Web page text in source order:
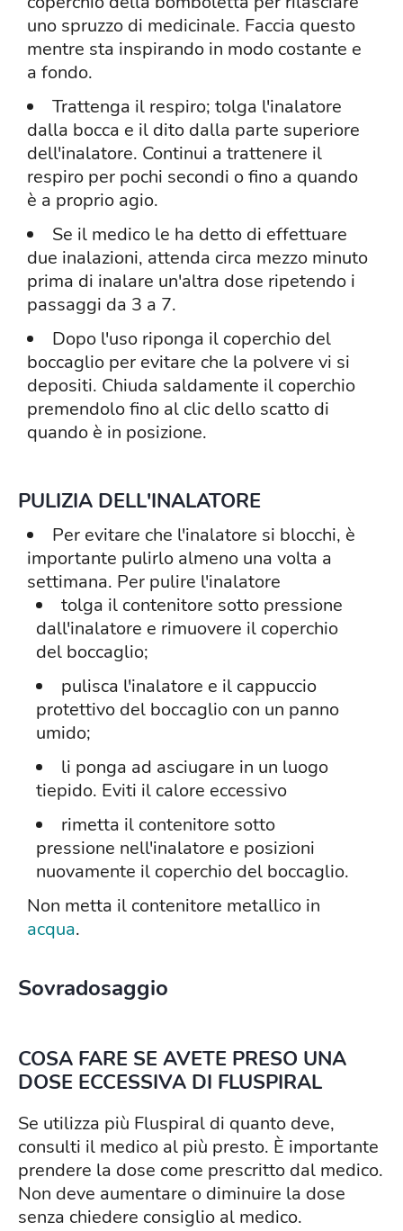
uno spruzzo di medicinale. Faccia questo
mentre sta inspirando in modo costante e
a fondo.
Trattenga il respiro; tolga l'inalatore
dalla bocca e il dito dalla parte superiore
dell'inalatore. Continui a trattenere il
respiro per pochi secondi o fino a quando
è a proprio agio.
Se il medico le ha detto di effettuare
due inalazioni, attenda circa mezzo minuto
prima di inalare un'altra dose ripetendo i
passaggi da 3 a 7.
Dopo l'uso riponga il coperchio del
boccaglio per evitare che la polvere vi si
depositi. Chiuda saldamente il coperchio
premendolo fino al clic dello scatto di
quando è in posizione.
PULIZIA DELL'INALATORE
Per evitare che l'inalatore si blocchi, è
importante pulirlo almeno una volta a
settimana. Per pulire l'inalatore
tolga il contenitore sotto pressione
dall'inalatore e rimuovere il coperchio
del boccaglio;
pulisca l'inalatore e il cappuccio
protettivo del boccaglio con un panno
umido;
li ponga ad asciugare in un luogo
tiepido. Eviti il calore eccessivo
rimetta il contenitore sotto
pressione nell'inalatore e posizioni
nuovamente il coperchio del boccaglio.
Non metta il contenitore metallico in
acqua.
Sovradosaggio
COSA FARE SE AVETE PRESO UNA
DOSE ECCESSIVA DI FLUSPIRAL
Se utilizza più Fluspiral di quanto deve,
consulti il medico al più presto. È importante
prendere la dose come prescritto dal medico.
Non deve aumentare o diminuire la dose
senza chiedere consiglio al medico.